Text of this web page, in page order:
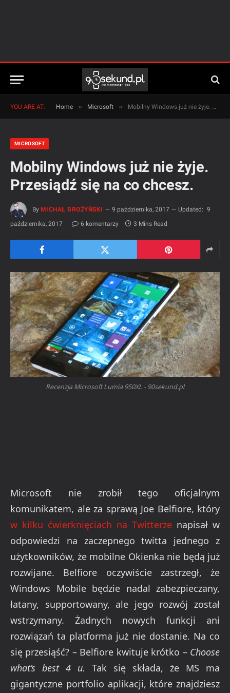
YOU ARE AT: Home » Microsoft » Mobilny Windows już nie żyje. Przesiądź się na co chcesz.
MICROSOFT
Mobilny Windows już nie żyje.
Przesiądź się na co chcesz.
By MICHAŁ BROŻYŃSKI 9 października, 2017 Updated: 9
października, 2017
6 komentarzy 3 Mins Read
Recenzja Microsoft Lumia 950XL - 90sekund.pl
Microsoft nie zrobił tego oficjalnym
komunikatem, ale za sprawą Joe Belfiore, który
w kilku ćwierknięciach na Twitterze napisał w
odpowiedzi na zaczepnego twitta jednego z
użytkowników, że mobilne Okienka nie będą już
rozwijane. Belfiore oczywiście zastrzegł, że
Windows Mobile będzie nadal zabezpieczany,
łatany, supportowany, ale jego rozwój został
wstrzymany. Żadnych nowych funkcji ani
rozwiązań ta platforma już nie dostanie. Na co
się przesiąść? – Belfiore kwituje krótko – Choose
what’s best 4 u. Tak się składa, że MS ma
gigantyczne portfolio aplikacji, które znajdziesz